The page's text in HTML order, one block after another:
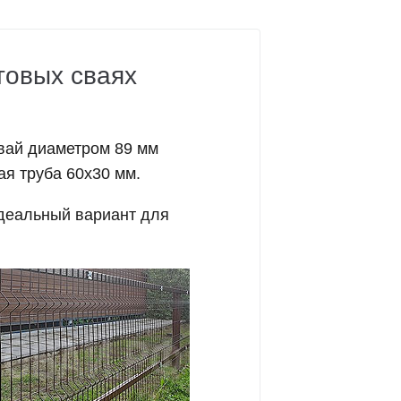
сваях
диаметром 89 мм
труба 60х30 мм.
вариант для